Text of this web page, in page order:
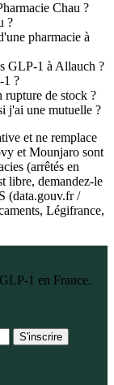
Chau ?
?
pharmacie à
GLP-1 à Allauch ?
1 ?
rupture de stock ?
j'ai une mutuelle ?
et ne remplace
et Mounjaro sont
(arrêtés en
libre, demandez-le
(data.gouv.fr /
Légifrance,
1 en France.
S'inscrire